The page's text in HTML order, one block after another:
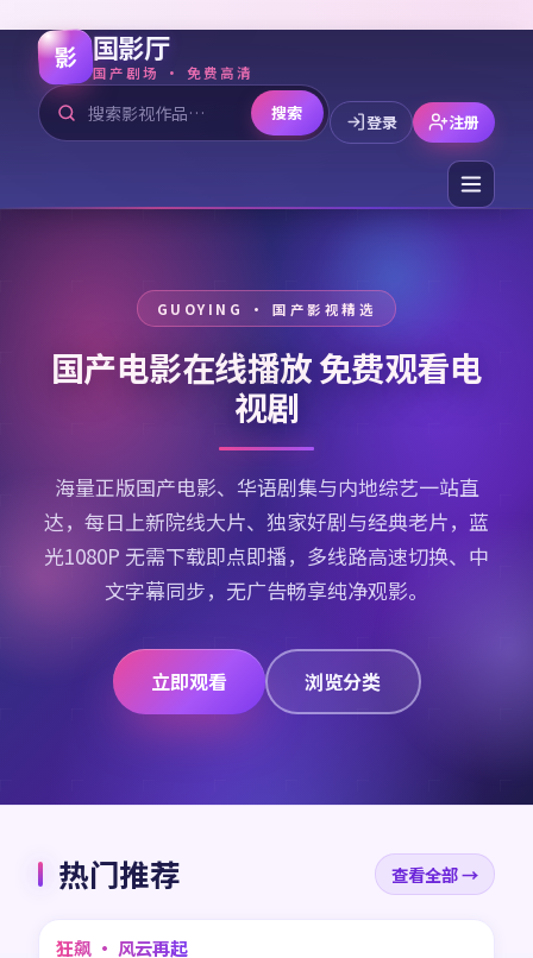
影 国影厅
国产剧场 · 免费高清
搜索 登录 注册
国产电影在线播放 免费观看电
视剧
海量正版国产电影、华语剧集与内地综艺一站直
达，每日上新院线大片、独家好剧与经典老片，蓝
光1080P 无需下载即点即播，多线路高速切换、中
文字幕同步，无广告畅享纯净观影。
立即观看 浏览分类
热门推荐 查看全部 →
CN
45:42
狂飙 · 风云再起